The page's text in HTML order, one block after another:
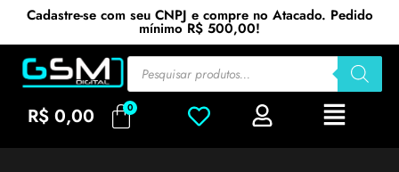
Cadastre-se com seu CNPJ e compre no Atacado. Pedido
mínimo R$ 500,00!
R$ 0,00